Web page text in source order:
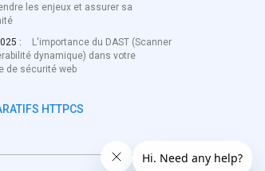
les enjeux et assurer sa
:
L'importance du DAST (Scanner
dynamique) dans votre
de sécurité web
HTTPCS